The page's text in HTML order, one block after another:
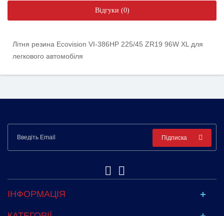
Відгуки (0)
Літня резина Ecovision VI-386HP 225/45 ZR19 96W XL для
легкового автомобіля
Підписка
ІНФОРМАЦІЯ